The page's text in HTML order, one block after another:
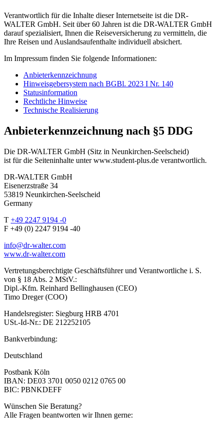
Verantwortlich für die Inhalte dieser Internetseite ist die DR-
WALTER GmbH. Seit über 60 Jahren ist die DR-WALTER GmbH
darauf spezialisiert, Ihnen die Reiseversicherung zu vermitteln, die
Ihre Reisen und Auslandsaufenthalte individuell absichert.
Im Impressum finden Sie folgende Informationen:
Anbieterkennzeichnung
Hinweisgebersystem nach BGBl. 2023 I Nr. 140
Statusinformation
Rechtliche Hinweise
Technische Realisierung
Anbieterkennzeichnung nach §5 DDG
Die DR-WALTER GmbH (Sitz in Neunkirchen-Seelscheid)
ist für die Seiteninhalte unter www.student-plus.de verantwortlich.
DR-WALTER GmbH
Eisenerzstraße 34
53819 Neunkirchen-Seelscheid
Germany
T +49 2247 9194 -0
F +49 (0) 2247 9194 -40
info@dr-walter.com
www.dr-walter.com
Vertretungsberechtigte Geschäftsführer und Verantwortliche i. S.
von § 18 Abs. 2 MStV.:
Dipl.-Kfm. Reinhard Bellinghausen (CEO)
Timo Dreger (COO)
Handelsregister: Siegburg HRB 4701
USt.-Id-Nr.: DE 212252105
Bankverbindung:
Deutschland
Postbank Köln
IBAN: DE03 3701 0050 0212 0765 00
BIC: PBNKDEFF
Wünschen Sie Beratung?
Alle Fragen beantworten wir Ihnen gerne: